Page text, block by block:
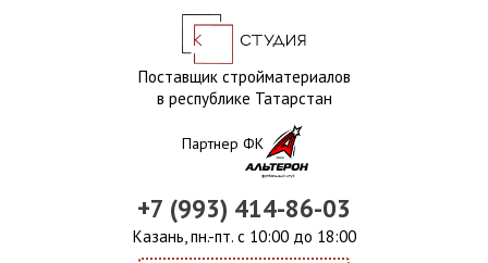
Поставщик стройматериалов
в республике Татарстан
+7 (993) 414-86-03
Казань, пн.-пт. с 10:00 до 18:00
Партнер ФК